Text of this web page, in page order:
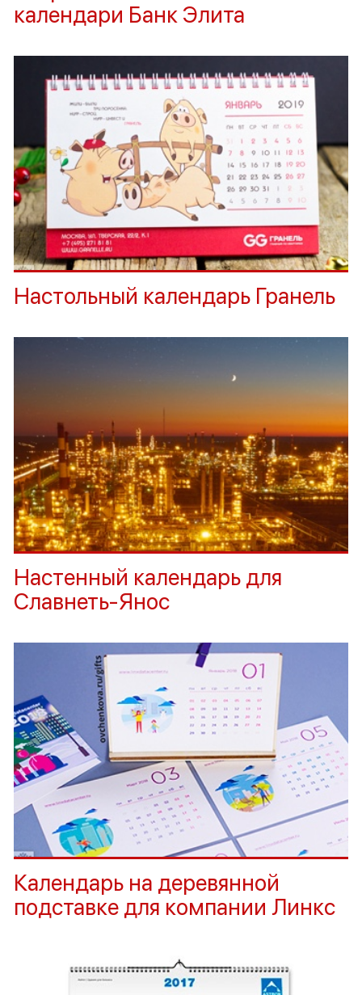
календари Банк Элита
Настольный календарь Гранель
Настенный календарь для
Славнеть-Янос
Календарь на деревянной
подставке для компании Линкс